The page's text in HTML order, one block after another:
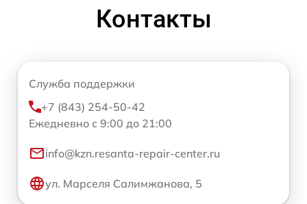
Контакты
Служба поддержки
+7 (843) 254-50-42
Ежедневно с 9:00 до 21:00
info@kzn.resanta-repair-center.ru
ул. Марселя Салимжанова, 5